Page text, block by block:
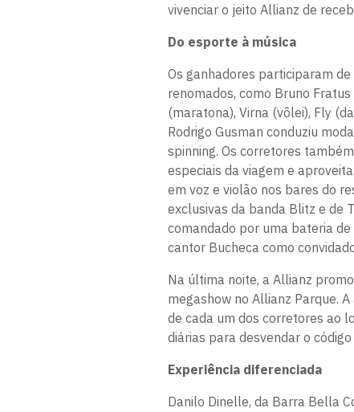
vivenciar o jeito Allianz de
Do esporte à música
Os ganhadores participaram
renomados, como Bruno
(maratona), Virna (vôlei), Fly
Rodrigo Gusman conduziu
spinning. Os corretores
especiais da viagem e
em voz e violão nos bares do
exclusivas da banda Blitz e de
comandado por uma bateria
cantor Bucheca como
Na última noite, a Allianz
megashow no Allianz Parque.
de cada um dos corretores ao
diárias para desvendar o
Experiência diferenciada
Danilo Dinelle, da Barra Bella